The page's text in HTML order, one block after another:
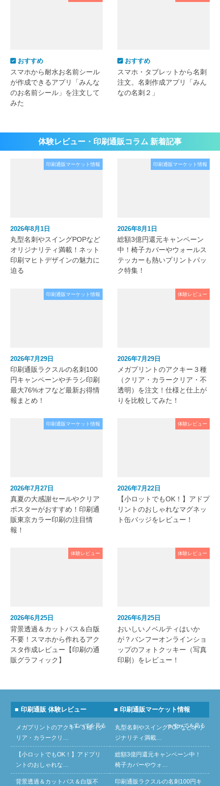
おすすめ
スマホから耐水お名前シール
が作成できるアプリ「みんな
のお名前シール」を注文して
みた
おすすめ
スマホ・タブレットから名刺
注文。名刺作成アプリ「みん
なの名刺２」
体験レビュー・印刷通販コラム 新着記事
印刷通販マーケット情報
2026年8月1日
丸型名刺やスイングPOPなど
オリジナリティ満載！ネット
印刷マヒトデザインの魅力に
迫る
印刷通販マーケット情報
2026年8月1日
総額3億円還元キャンペーン
中！椅子カバーやウォールス
テッカーも熱いプリントパッ
ク特集！
印刷通販マーケット情報
2026年7月29日
印刷通販ラクスルの名刺100
円キャンペーンやチラシ印刷
最大76%オフなど最新お得情
報まとめ！
体験レビュー
2026年7月29日
メガプリントのアクキー３種
（クリア・カラークリア・不
透明）を注文！仕様と仕上が
りを比較してみた！
印刷通販マーケット情報
2026年7月27日
真夏の大感謝セールやクリア
ポスターがおすすめ！印刷通
販東京カラー印刷の注目情
報！
体験レビュー
2026年7月22日
【小ロットでもOK！】アドプ
リントのおしゃれなマグネッ
ト缶バッジをレビュー！
体験レビュー
2026年6月25日
背景透過＆カットパス＆白版
不要！スマホから作れるアク
スタ作成レビュー【印刷の通
販グラフィック】
体験レビュー
2026年6月25日
おいしいノベルティはいか
が？バンフーオンラインショ
ップのフォトクッキー（写真
印刷）をレビュー！
■ 印刷通販 体験レビュー
» すべてを見る
メガプリントのアクキー３種（ク
リア・カラークリ…
【小ロットでもOK！】アドプリ
ントのおしゃれな…
背景透過＆カットパス＆白版不
■ 印刷通販マーケット情報
» すべてを見る
丸型名刺やスイングPOPなどオリ
ジナリティ満載…
総額3億円還元キャンペーン中！
椅子カバーやウォ…
印刷通販ラクスルの名刺100円キ